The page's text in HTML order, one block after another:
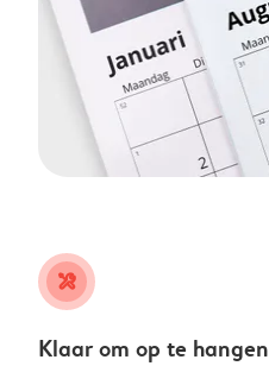
tools
Klaar om op te hangen